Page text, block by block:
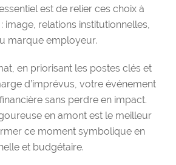
est de relier ces choix à
image, relations institutionnelles,
marque employeur.
en priorisant les postes clés et
d’imprévus, votre événement
sans perdre en impact.
en amont est le meilleur
ce moment symbolique en
et budgétaire.